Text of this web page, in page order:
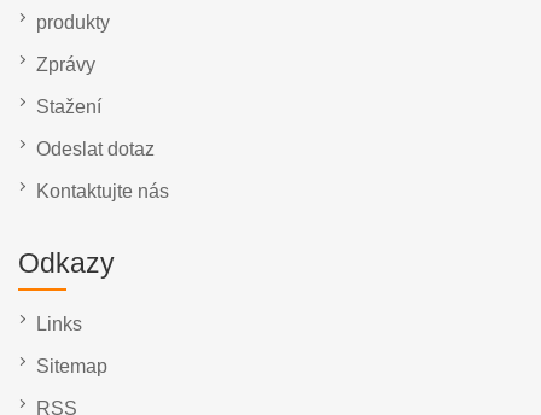
produkty
Zprávy
Stažení
Odeslat dotaz
Kontaktujte nás
Odkazy
Links
Sitemap
RSS